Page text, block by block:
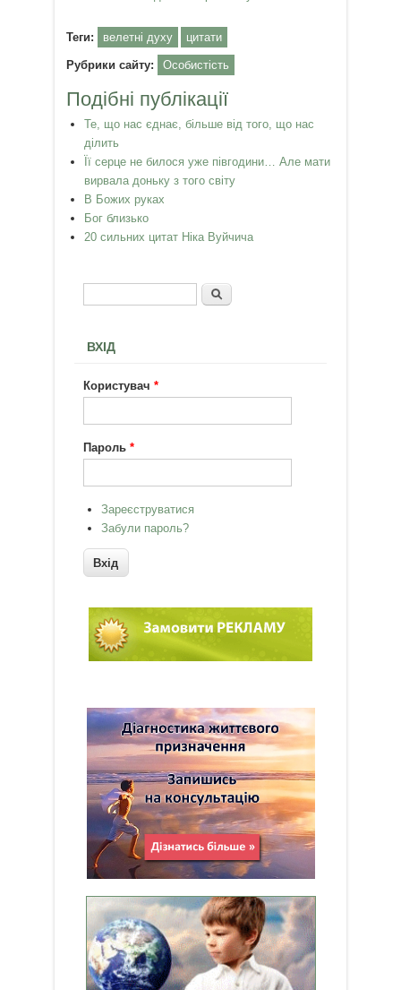
Теги: велетні духу цитати
Рубрики сайту: Особистість
Подібні публікації
Те, що нас єднає, більше від того, що нас
ділить
Її серце не билося уже півгодини… Але мати
вирвала доньку з того світу
В Божих руках
Бог близько
20 сильних цитат Ніка Вуйчича
Пошукова форма
Пошук
ВХІД
Користувач*
Пароль*
Зареєструватися
Забули пароль?